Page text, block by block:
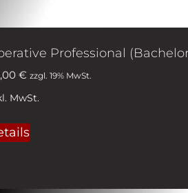
Professional
€ zzgl. 19% MwSt.
MwSt.